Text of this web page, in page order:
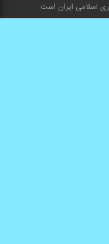
اسلامی ایران است